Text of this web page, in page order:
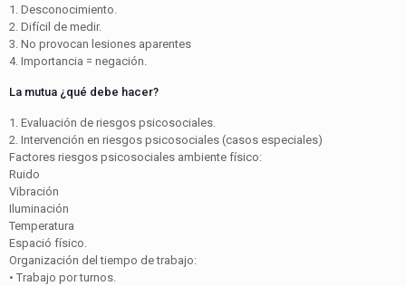
1. Desconocimiento.
2. Difícil de medir.
3. No provocan lesiones aparentes
4. Importancia = negación.
La mutua ¿qué debe hacer?
1. Evaluación de riesgos psicosociales.
2. Intervención en riesgos psicosociales (casos especiales)
Factores riesgos psicosociales ambiente físico:
Ruido
Vibración
Iluminación
Temperatura
Espació físico.
Organización del tiempo de trabajo:
• Trabajo por turnos.